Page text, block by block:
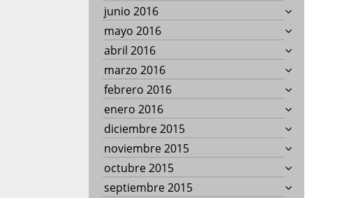
junio 2016
mayo 2016
abril 2016
marzo 2016
febrero 2016
enero 2016
diciembre 2015
noviembre 2015
octubre 2015
septiembre 2015